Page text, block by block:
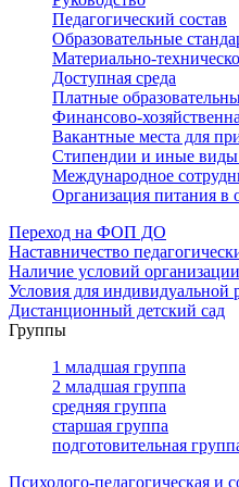
Педагогический состав
Образовательные
Материально-
Доступная среда
Платные
Финансово-
Вакантные места для
Стипендии и иные виды
Международное
Организация питания в
Переход на ФОП ДО
Наставничество
Наличие условий
Условия для
Дистанционный детский сад
Группы
1 младшая группа
2 младшая группа
средняя группа
старшая группа
подготовительная
Психолого-педагогическая и